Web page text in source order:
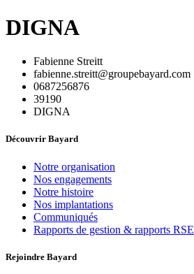
DIGNA
Fabienne Streitt
fabienne.streitt@groupebayard.com
0687256876
39190
DIGNA
Découvrir Bayard
Notre organisation
Nos engagements
Notre histoire
Nos implantations
Communiqués
Rapports de gestion & rapports RSE
Rejoindre Bayard